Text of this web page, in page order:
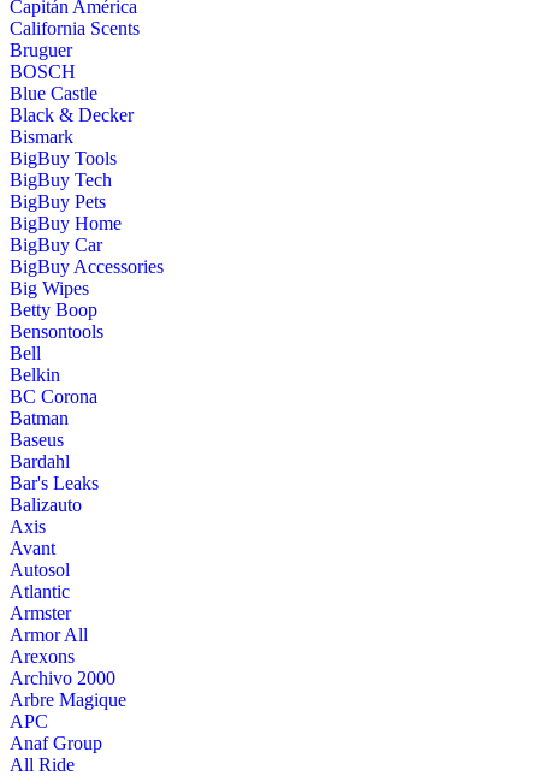
Capitán América
California Scents
Bruguer
BOSCH
Blue Castle
Black & Decker
Bismark
BigBuy Tools
BigBuy Tech
BigBuy Pets
BigBuy Home
BigBuy Car
BigBuy Accessories
Big Wipes
Betty Boop
Bensontools
Bell
Belkin
BC Corona
Batman
Baseus
Bardahl
Bar's Leaks
Balizauto
Axis
Avant
Autosol
Atlantic
Armster
Armor All
Arexons
Archivo 2000
Arbre Magique
APC
Anaf Group
All Ride